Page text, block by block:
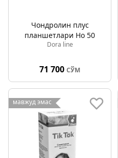
Чондролин плус
планшетлари Но 50
Dora line
71 700 СЎМ
мавжуд эмас